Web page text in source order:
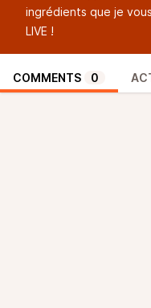
ingrédients que je
LIVE !
COMMENTS 0